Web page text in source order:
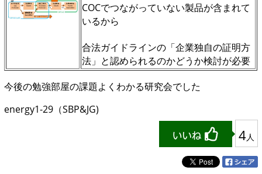
COCでつながっていない製品が含まれて
いるから
合法ガイドラインの「企業独自の証明方
法」と認められるのかどうか検討が必要
今後の勉強部屋の課題よくわかる研究会でした
energy1-29（SBP&JG)
4人